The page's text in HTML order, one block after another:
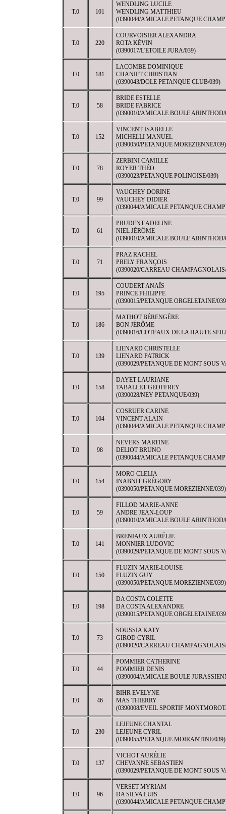
T.0 101
WENDLING LUCILE
WENDLING MATTHIEU
(0390044/AMICALE PETANQUE
T.0 220
COURVOISIER ALEXANDRA
ROTA KÉVIN
(0390017/L'ETOILE JURA/039)
T.0 181
LACOMBE DOMINIQUE
CHANIET CHRISTIAN
(0390043/DOLE PETANQUE CLUB/039)
T.0 58
BRIDE ESTELLE
BRIDE FABRICE
(0390010/AMICALE BOULE ARINTHOD/
T.0 152
VINCENT ISABELLE
MICHELLI MANUEL
(0390050/PETANQUE MOREZIENNE/039)
T.0 78
ZERBINI CAMILLE
ROYER THÉO
(0390023/PETANQUE POLINOISE/039)
T.0 99
VAUCHEY DORINE
VAUCHEY DIDIER
(0390044/AMICALE PETANQUE
T.0 61
PRUDENT ADELINE
NIEL JÉRÔME
(0390010/AMICALE BOULE ARINTHOD/
T.0 71
PRAZ RACHEL
PRELY FRANÇOIS
(0390020/CARREAU
T.0 195
COUDERT ANAÏS
PRINCE PHILIPPE
(0390015/PETANQUE ORGELETAINE/
T.0 186
MATHOT BÉRENGÈRE
BON JÉRÔME
(0390016/COTEAUX DE LA HAUTE
T.0 139
LIENARD CHRISTELLE
LIENARD PATRICK
(0390029/PETANQUE DE MONT SOUS
T.0 158
DAYET LAURIANE
TABALLET GEOFFREY
(0390028/NEY PETANQUE/039)
T.0 104
COSRUER CARINE
VINCENT ALAIN
(0390044/AMICALE PETANQUE
T.0 98
NEVERS MARTINE
DELIOT BRUNO
(0390044/AMICALE PETANQUE
T.0 154
MORO CLELIA
INABNIT GRÉGORY
(0390050/PETANQUE MOREZIENNE/039)
T.0 59
FILLOD MARIE-ANNE
ANDRE JEAN-LOUP
(0390010/AMICALE BOULE ARINTHOD/
T.0 141
BRENIAUX AURÉLIE
MONNIER LUDOVIC
(0390029/PETANQUE DE MONT SOUS
T.0 150
FLUZIN MARIE-LOUISE
FLUZIN GUY
(0390050/PETANQUE MOREZIENNE/039)
T.0 198
DA COSTA COLETTE
DA COSTA ALEXANDRE
(0390015/PETANQUE ORGELETAINE/
T.0 73
SOUSSIA KATY
GIROD CYRIL
(0390020/CARREAU
T.0 44
POMMIER CATHERINE
POMMIER DENIS
(0390004/AMICALE BOULE
T.0 46
BIHR EVELYNE
MAS THIERRY
(0390008/EVEIL SPORTIF
T.0 230
LEJEUNE CHANTAL
LEJEUNE CYRIL
(0390055/PETANQUE MOIRANTINE/039)
T.0 137
VICHOT AURÉLIE
CHEVANNE SEBASTIEN
(0390029/PETANQUE DE MONT SOUS
T.0 96
VERSET MYRIAM
DA SILVA LUIS
(0390044/AMICALE PETANQUE